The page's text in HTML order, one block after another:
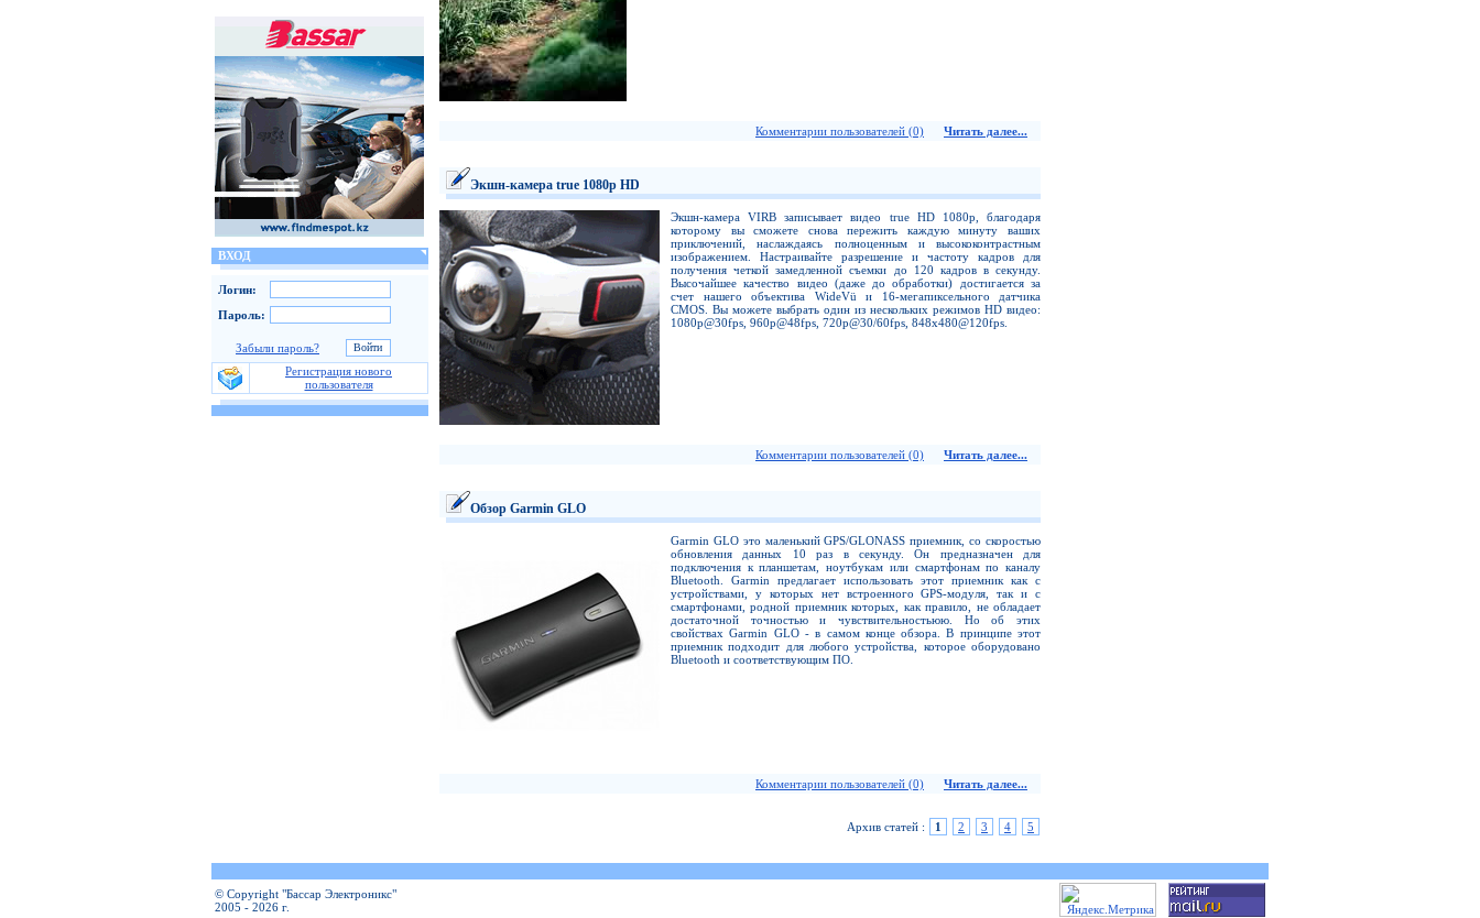
ВХОД
Логин:
Пароль:
Забыли пароль?
Регистрация нового
пользователя
Комментарии пользователей (0) Читать далее...
Экшн-камера true 1080p HD
Экшн-камера VIRB записывает видео true HD 1080p, благодаря
которому вы сможете снова пережить каждую минуту ваших
приключений, наслаждаясь полноценным и высококонтрастным
изображением. Настраивайте разрешение и частоту кадров для
получения четкой замедленной съемки до 120 кадров в секунду.
Высочайшее качество видео (даже до обработки) достигается за
счет нашего объектива WideVü и 16-мегапиксельного датчика
CMOS. Вы можете выбрать один из нескольких режимов HD видео:
1080p@30fps, 960p@48fps, 720p@30/60fps, 848x480@120fps.
Комментарии пользователей (0) Читать далее...
Обзор Garmin GLO
Garmin GLO это маленький GPS/GLONASS приемник, со скоростью
обновления данных 10 раз в секунду. Он предназначен для
подключения к планшетам, ноутбукам или смартфонам по каналу
Bluetooth. Garmin предлагает использовать этот приемник как с
устройствами, у которых нет встроенного GPS-модуля, так и с
смартфонами, родной приемник которых, как правило, не обладает
достаточной точностью и чувствительностьюю. Но об этих
свойствах Garmin GLO - в самом конце обзора. В принципе этот
приемник подходит для любого устройства, которое оборудовано
Bluetooth и соответствующим ПО.
Комментарии пользователей (0) Читать далее...
Архив статей : 1 2 3 4 5
© Copyright "Бассар Электроникс"
2005 - 2026 г.